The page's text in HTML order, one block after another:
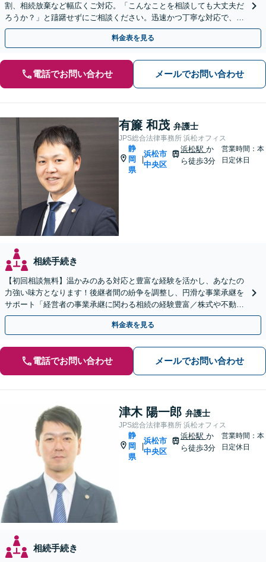
割、相続放棄など幅広くご対応。「こんなことを相談しても大丈夫だ
ろうか？」と躊躇せずにご相談ください。迅速かつ丁寧な対応で、今
後の親族関係も考慮しながら進めます。
料金表を見る
電話でお問い合わせ メールでお問い合わせ
有簾 和茂 弁護士
JPS総合法律事務所 浜松オフィス
静
岡
県
浜松市
中央区
浜松駅 か
ら徒歩3分
営業時間：本
日定休日
相続手続き
【初回相談無料】温かみのある対応と豊富な経験を活かし、あなたの
力強い味方となります！後継者間の紛争を調整し、円滑な事業承継を
サポート「経営者の事業承継に関わる相続の経験豊富／株式や不動産
の名義変更など、事業承継特有の資産管理の問題に精通」
料金表を見る
電話でお問い合わせ メールでお問い合わせ
津木 陽一郎 弁護士
JPS総合法律事務所 浜松オフィス
静
岡
県
浜松市
中央区
浜松駅 か
ら徒歩3分
営業時間：本
日定休日
相続手続き